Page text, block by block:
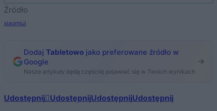
Źródło
xiaomiui
Dodaj Tabletowo jako preferowane źródło w
Google
Nasze artykuły będą częściej pojawiać się w Twoich wynikach
Udostępnij UdostępnijUdostępnijUdostępnij